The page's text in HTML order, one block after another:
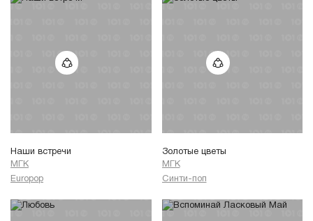
Наши встречи
МГК
Europop
Золотые цветы
МГК
Синти-поп